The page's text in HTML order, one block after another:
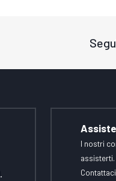
I nostri
assisterti.